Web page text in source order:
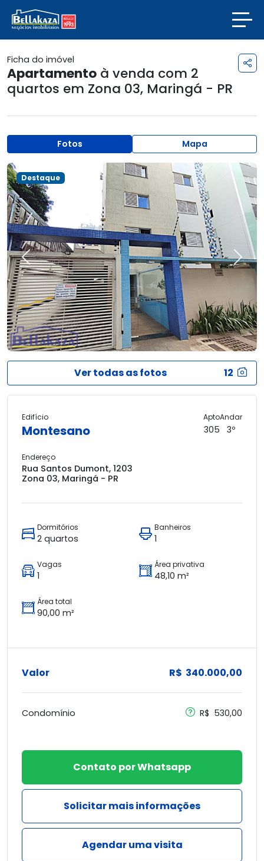
Ficha do imóvel
Apartamento à venda com 2
quartos em Zona 03, Maringá - PR
Fotos Mapa
Previous Next
Destaque
Ver todas as fotos 12
Edifício
Montesano
Apto
305
Andar
3º
Endereço
Rua Santos Dumont, 1203
Zona 03, Maringá - PR
Dormitórios
2 quartos
Banheiros
1
Vagas
1
Área privativa
48,10 m²
Área total
90,00 m²
Valor R$ 340.000,00
Condomínio R$ 530,00
Contato por Whatsapp
Solicitar mais informações
Agendar uma visita